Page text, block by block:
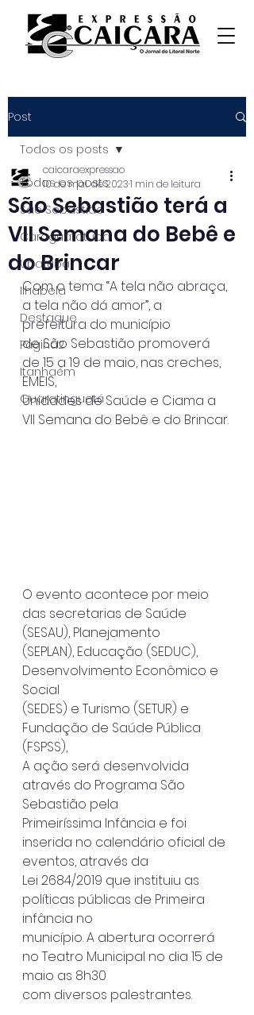
Post
Todos os posts
São Sebastião
Caraguatatuba
Ubatuba
Ilhabela
Destaque
Página2
Itanhaém
Guaratinguetá
Todos os posts
São Sebastião terá a
VII Semana do Bebê e
do Brincar
caicaraexpressao
10 de mai. de 20231 min de leitura
Com o tema: “A tela não abraça,
a tela não dá amor”, a
prefeitura do município
de São Sebastião promoverá
de 15 a 19 de maio, nas creches,
EMEIS,
Unidades de Saúde e Ciama a
VII Semana do Bebê e do Brincar.
O evento acontece por meio
das secretarias de Saúde
(SESAU), Planejamento
(SEPLAN), Educação (SEDUC),
Desenvolvimento Econômico e
Social
(SEDES) e Turismo (SETUR) e
Fundação de Saúde Pública
(FSPSS),
A ação será desenvolvida
através do Programa São
Sebastião pela
Primeiríssima Infância e foi
inserida no calendário oficial de
eventos, através da
Lei 2684/2019 que instituiu as
políticas públicas de Primeira
infância no
município. A abertura ocorrerá
no Teatro Municipal no dia 15 de
maio as 8h30
com diversos palestrantes.